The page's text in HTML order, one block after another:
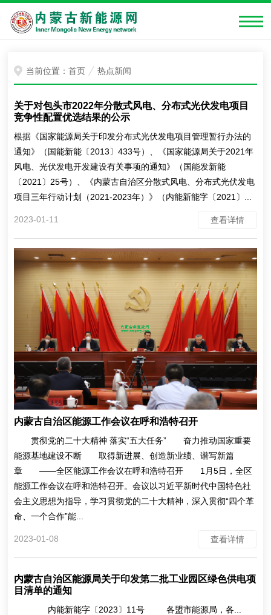
当前位置：首页 热点新闻
关于对包头市2022年分散式风电、分布式光伏发电项目
竞争性配置优选结果的公示
根据《国家能源局关于印发分布式光伏发电项目管理暂行办法的
通知》（国能新能〔2013〕433号）、《国家能源局关于2021年
风电、光伏发电开发建设有关事项的通知》（国能发新能
〔2021〕25号）、《内蒙古自治区分散式风电、分布式光伏发电
项目三年行动计划（2021-2023年）》（内能新能字〔2021〕...
2023-01-11 查看详情
内蒙古自治区能源工作会议在呼和浩特召开
贯彻党的二十大精神 落实“五大任务” 奋力推动国家重要
能源基地建设不断 取得新进展、创造新业绩、谱写新篇
章 ——全区能源工作会议在呼和浩特召开 1月5日，全区
能源工作会议在呼和浩特召开。会议以习近平新时代中国特色社
会主义思想为指导，学习贯彻党的二十大精神，深入贯彻“四个革
命、一个合作”能...
2023-01-08 查看详情
内蒙古自治区能源局关于印发第二批工业园区绿色供电项
目清单的通知
内能新能字〔2023〕11号 各盟市能源局，各...